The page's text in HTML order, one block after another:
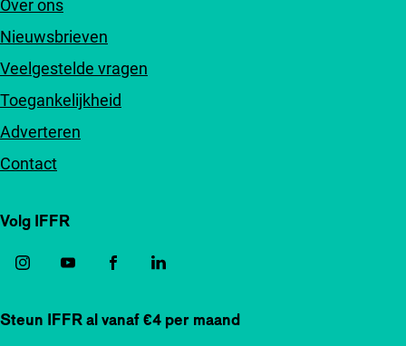
Over ons
Nieuwsbrieven
Veelgestelde vragen
Toegankelijkheid
Adverteren
Contact
Volg IFFR
Steun IFFR al vanaf €4 per maand